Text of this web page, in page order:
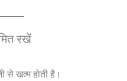
रखें
खत्म होती है।